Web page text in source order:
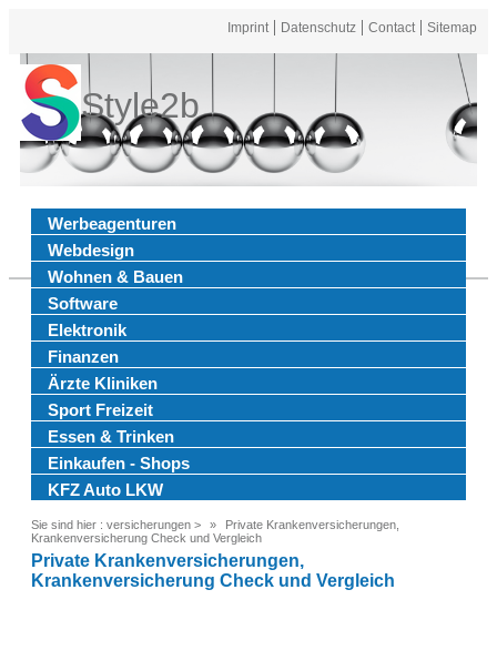
Imprint Datenschutz Contact Sitemap
Style2b
Werbeagenturen
Webdesign
Wohnen & Bauen
Software
Elektronik
Finanzen
Ärzte Kliniken
Sport Freizeit
Essen & Trinken
Einkaufen - Shops
KFZ Auto LKW
Sie sind hier : versicherungen >
Private Krankenversicherungen,
Krankenversicherung Check und Vergleich
Private Krankenversicherungen,
Krankenversicherung Check und Vergleich